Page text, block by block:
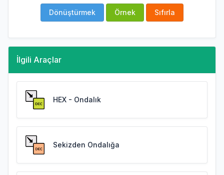
Dönüştürmek Örnek Sıfırla
İlgili Araçlar
HEX - Ondalık
Sekizden Ondalığa